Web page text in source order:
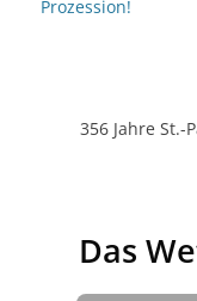
Prozession!
356 Jahre
Das